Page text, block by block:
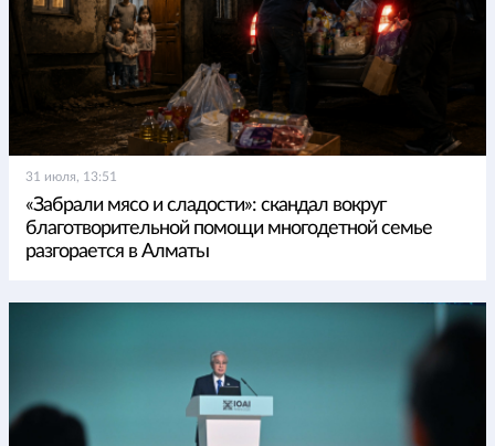
31 июля, 13:51
«Забрали мясо и сладости»: скандал вокруг
благотворительной помощи многодетной семье
разгорается в Алматы